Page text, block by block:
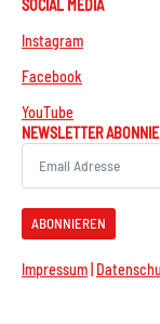
SOCIAL MEDIA
Instagram
Facebook
YouTube
NEWSLETTER
ABONNIEREN
Impressum